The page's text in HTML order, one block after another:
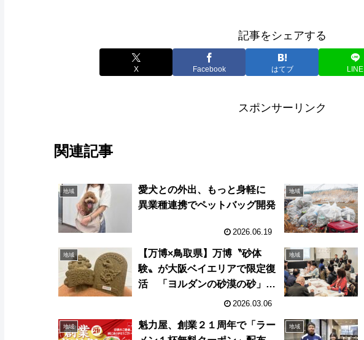
記事をシェアする
X Facebook はてブ LINE
スポンサーリンク
関連記事
地域
愛犬との外出、もっと身軽に
異業種連携でペットバッグ開発
2026.06.19
地域
地域
【万博×鳥取県】万博〝砂体
験〟が大阪ベイエリアで限定復
活 「ヨルダンの砂漠の砂」プ
レゼント企画や、宝探しゲーム
2026.03.06
地域
地域
魁力屋、創業２１周年で「ラー
地域